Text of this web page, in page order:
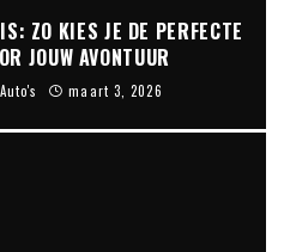
ZO KIES JE DE PERFECTE
JOUW AVONTUUR
Auto's maart 3, 2026